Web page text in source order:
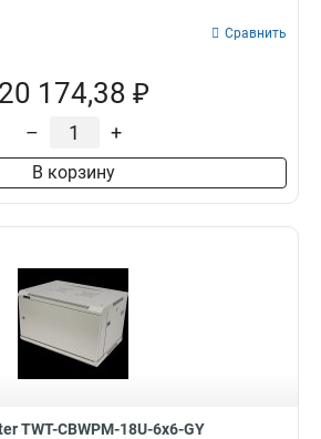
Сравнить
20 174,38 ₽
– +
В корзину
TWT-CBWPM-18U-6x6-GY